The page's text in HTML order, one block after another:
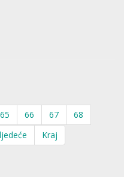
65 66 67
68
Kraj